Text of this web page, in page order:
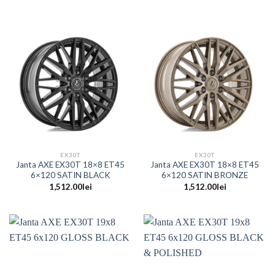
EX30T
Janta AXE EX30T 18×8 ET45
6×120 SATIN BLACK
1,512.00lei
EX30T
Janta AXE EX30T 18×8 ET45
6×120 SATIN BRONZE
1,512.00lei